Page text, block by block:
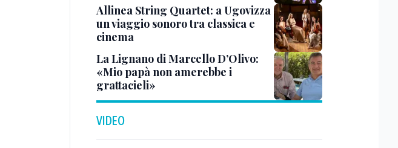
Allinea String Quartet: a Ugovizza
un viaggio sonoro tra classica e
cinema
La Lignano di Marcello D’Olivo:
«Mio papà non amerebbe i
grattacieli»
VIDEO